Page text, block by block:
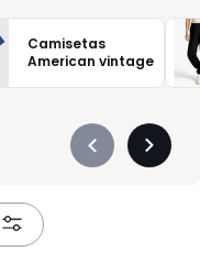
Camisetas
American vintage
Précédent